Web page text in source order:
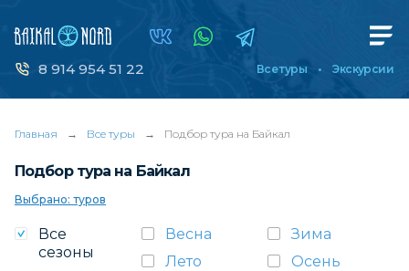
8 914 954 51 22 Все туры Экскурсии
Главная → Все туры → Подбор тура на Байкал
Подбор тура на Байкал
Выбрано: туров
Все
сезоны
Весна
Зима
Лето
Осень